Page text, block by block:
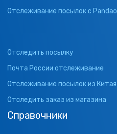
Отслеживание посылок с Pandao
Отследить посылку
Почта России отслеживание
Отслеживание посылок из Китая
Отследить заказ из магазина
Справочники